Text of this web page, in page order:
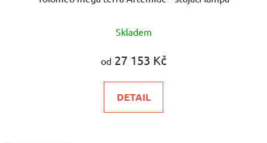
Skladem
od 27 153 Kč
DETAIL